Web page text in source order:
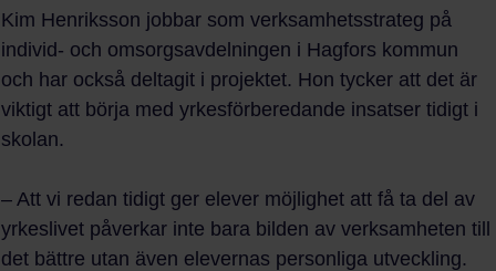
Kim Henriksson jobbar som verksamhetsstrateg på
individ- och omsorgsavdelningen i Hagfors kommun
och har också deltagit i projektet. Hon tycker att det är
viktigt att börja med yrkesförberedande insatser tidigt i
skolan.
– Att vi redan tidigt ger elever möjlighet att få ta del av
yrkeslivet påverkar inte bara bilden av verksamheten till
det bättre utan även elevernas personliga utveckling.